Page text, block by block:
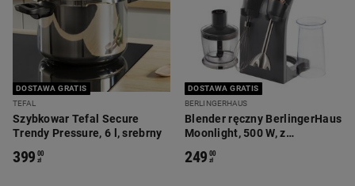
DOSTAWA GRATIS
TEFAL
Szybkowar Tefal Secure
Trendy Pressure, 6 l, srebrny
399 00
zł
DOSTAWA GRATIS
BERLINGERHAUS
Blender ręczny BerlingerHaus
Moonlight, 500 W, z
249 00
zł